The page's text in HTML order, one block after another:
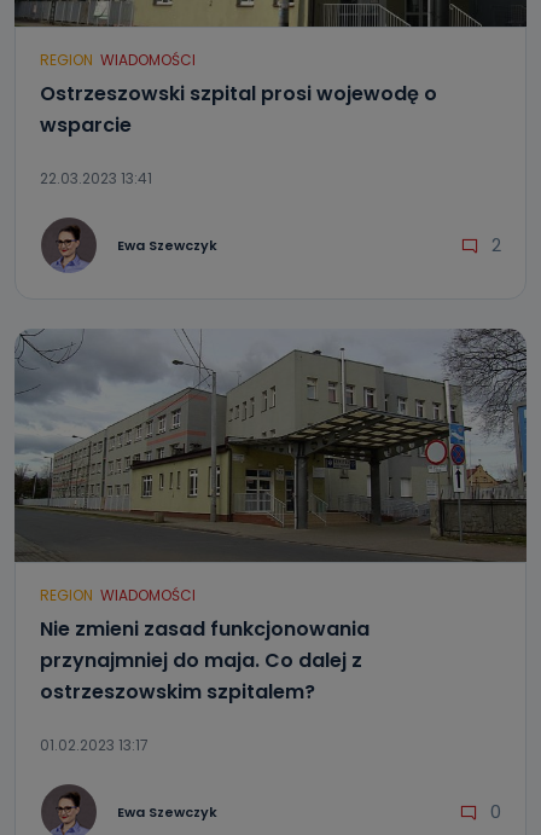
REGION WIADOMOŚCI
Ostrzeszowski szpital prosi wojewodę o
wsparcie
22.03.2023 13:41
Ewa Szewczyk 2
REGION WIADOMOŚCI
Nie zmieni zasad funkcjonowania
przynajmniej do maja. Co dalej z
ostrzeszowskim szpitalem?
01.02.2023 13:17
Ewa Szewczyk 0